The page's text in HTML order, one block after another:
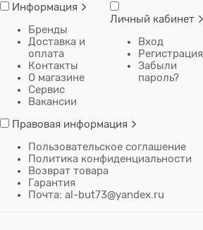
Информация
Бренды
Доставка и
оплата
Контакты
О магазине
Сервис
Вакансии
Личный кабинет
Вход
Регистрация
Забыли
пароль?
Правовая информация
Пользовательское соглашение
Политика конфиденциальности
Возврат товара
Гарантия
Почта: al-but73@yandex.ru